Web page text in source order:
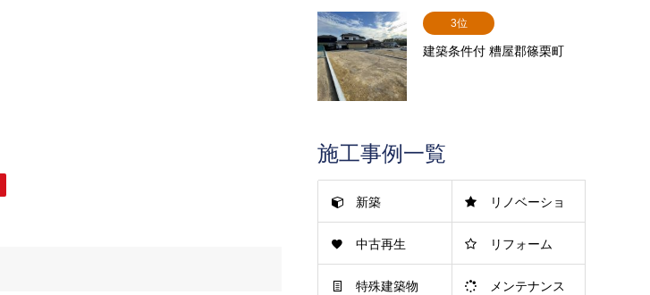
3位
建築条件付 糟屋郡篠栗町
施工事例一覧
新築 リノベーショ
ン
中古再生 リフォーム
特殊建築物 メンテナンス